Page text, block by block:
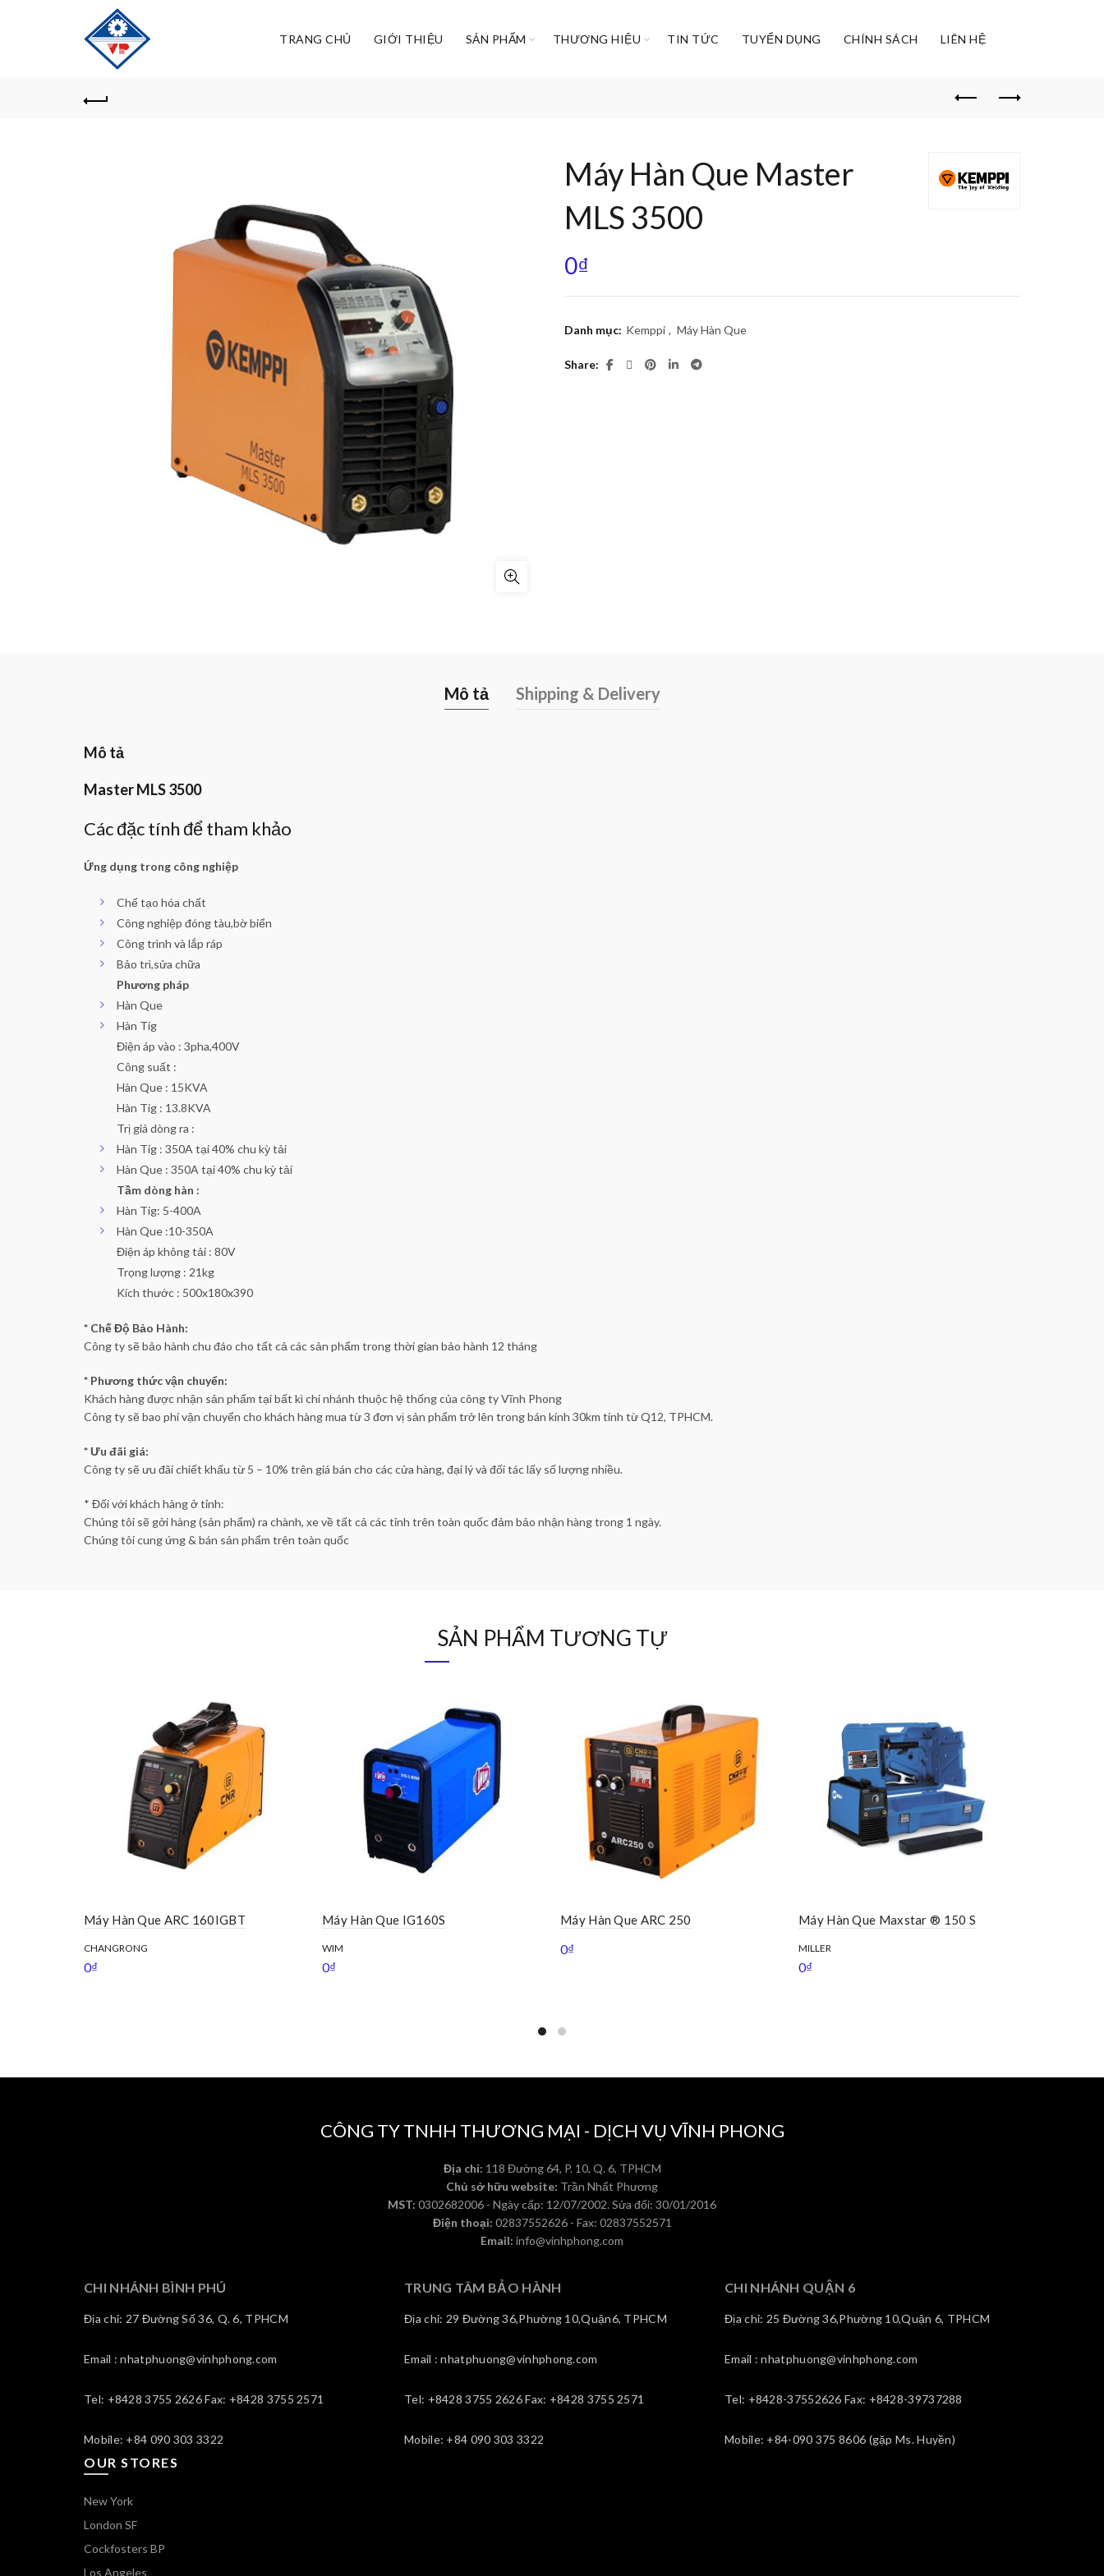
TRANG CHỦ GIỚI THIỆU SẢN PHẨM THƯƠNG HIỆU TIN TỨC TUYỂN DỤNG CHÍNH SÁCH LIÊN HỆ
Máy Hàn Que Master
MLS 3500
0₫
Danh mục: Kemppi , Máy Hàn Que
Share
Mô tả Shipping & Delivery
Mô tả
Master MLS 3500
Các đặc tính để tham khảo
Ứng dụng trong công nghiệp
Chế tạo hóa chất
Công nghiệp đóng tàu,bờ biển
Công trình và lắp ráp
Bảo trì,sửa chữa
Phương pháp
Hàn Que
Hàn Tig
Điện áp vào : 3pha,400V
Công suất :
Hàn Que : 15KVA
Hàn Tig : 13.8KVA
Trị giá dòng ra :
Hàn Tig : 350A tại 40% chu kỳ tải
Hàn Que : 350A tại 40% chu kỳ tải
Tầm dòng hàn :
Hàn Tig: 5-400A
Hàn Que :10-350A
Điện áp không tải : 80V
Trọng lượng : 21kg
Kích thước : 500x180x390
* Chế Độ Bảo Hành:
Công ty sẽ bảo hành chu đáo cho tất cả các sản phẩm trong thời gian bảo hành 12 tháng
* Phương thức vận chuyển:
Khách hàng được nhận sản phẩm tại bất kì chi nhánh thuộc hệ thống của công ty Vĩnh Phong
Công ty sẽ bao phí vận chuyển cho khách hàng mua từ 3 đơn vị sản phẩm trở lên trong bán kính 30km tính từ Q12, TPHCM.
* Ưu đãi giá:
Công ty sẽ ưu đãi chiết khấu từ 5 – 10% trên giá bán cho các cửa hàng, đại lý và đối tác lấy số lượng nhiều.
* Đối với khách hàng ở tỉnh:
Chúng tôi sẽ gởi hàng (sản phẩm) ra chành, xe về tất cả các tỉnh trên toàn quốc đảm bảo nhận hàng trong 1 ngày.
Chúng tôi cung ứng & bán sản phẩm trên toàn quốc
SẢN PHẨM TƯƠNG TỰ
Máy Hàn Que ARC 160IGBT
CHANGRONG
0₫
Máy Hàn Que IG160S
WIM
0₫
Máy Hàn Que ARC 250
0₫
Máy Hàn Que Maxstar ® 150 S
MILLER
0₫
CÔNG TY TNHH THƯƠNG MẠI - DỊCH VỤ VĨNH PHONG
Địa chỉ: 118 Đường 64, P. 10, Q. 6, TPHCM
Chủ sở hữu website: Trần Nhất Phương
MST: 0302682006 - Ngày cấp: 12/07/2002. Sửa đổi: 30/01/2016
Điện thoại: 02837552626 - Fax: 02837552571
Email: info@vinhphong.com
CHI NHÁNH BÌNH PHÚ
Địa chỉ: 27 Đường Số 36, Q. 6, TPHCM
Email : nhatphuong@vinhphong.com
Tel: +8428 3755 2626 Fax: +8428 3755 2571
Mobile: +84 090 303 3322
TRUNG TÂM BẢO HÀNH
Địa chỉ: 29 Đường 36,Phường 10,Quận6, TPHCM
Email : nhatphuong@vinhphong.com
Tel: +8428 3755 2626 Fax: +8428 3755 2571
Mobile: +84 090 303 3322
CHI NHÁNH QUẬN 6
Địa chỉ: 25 Đường 36,Phường 10,Quận 6, TPHCM
Email : nhatphuong@vinhphong.com
Tel: +8428-37552626 Fax: +8428-39737288
Mobile: +84-090 375 8606 (gặp Ms. Huyền)
OUR STORES
New York
London SF
Cockfosters BP
Los Angeles